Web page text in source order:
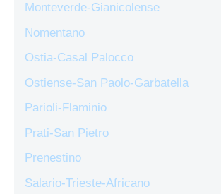
Monteverde-Gianicolense
Nomentano
Ostia-Casal Palocco
Ostiense-San Paolo-Garbatella
Parioli-Flaminio
Prati-San Pietro
Prenestino
Salario-Trieste-Africano